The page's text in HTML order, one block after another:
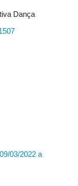
Dança
09/03/2022 a